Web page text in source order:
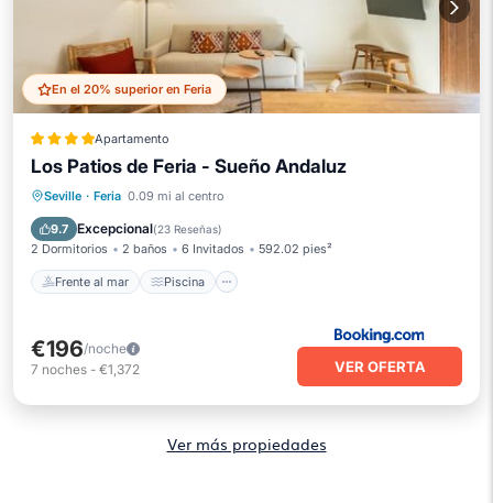
En el 20% superior en Feria
Apartamento
Los Patios de Feria - Sueño Andaluz
Seville · Feria 0.09 mi al centro
9.7 Excepcional(23 Reseñas)
2 Dormitorios 2 baños 6 Invitados 592.02 pies²
Frente al mar Piscina
Frente al mar
Balcón/Terraza
€196/noche
7 noches - €1,372 VER OFERTA
Ver más propiedades